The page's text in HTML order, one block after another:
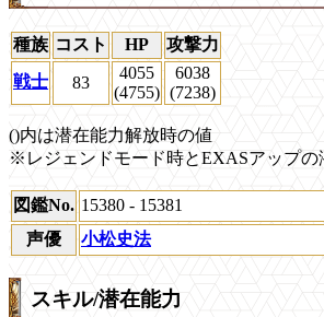
種族 コスト HP
攻撃力
戦士
83
4055
(4755)
6038
(7238)
()内は潜在能力解放時の値
※レジェンドモード時とEXASアップの
図鑑No. 15380 - 15381
声優
小松史法
スキル/潜在能力